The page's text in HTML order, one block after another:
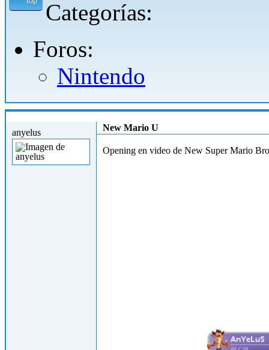
Categorías:
Foros:
Nintendo
anyelus New Mario U
Opening en video de New Super Mario